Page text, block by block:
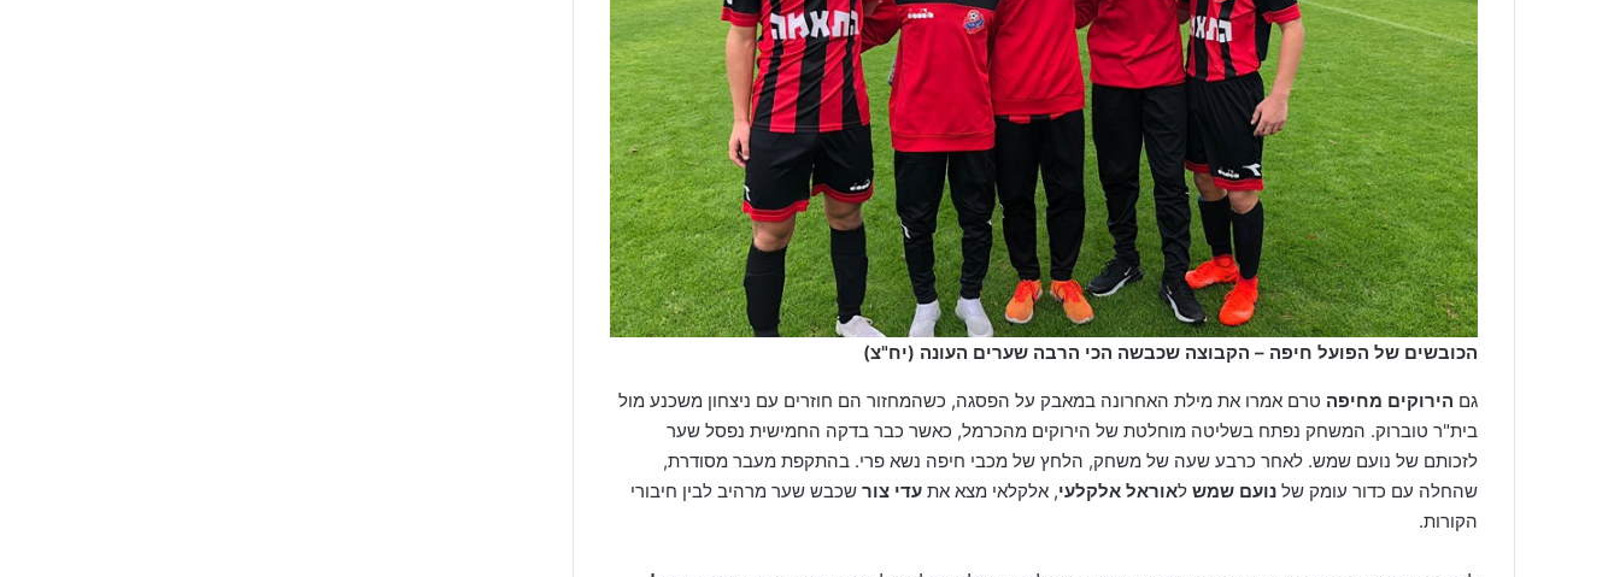
הכובשים של הפועל חיפה – הקבוצה שכבשה הכי הרבה שערים העונה (יח"צ)
גם הירוקים מחיפה טרם אמרו את מילת האחרונה במאבק על הפסגה, כשהמחזור הם חוזרים עם ניצחון משכנע מול
בית"ר טוברוק. המשחק נפתח בשליטה מוחלטת של הירוקים מהכרמל, כאשר כבר בדקה החמישית נפסל שער
לזכותם של נועם שמש. לאחר כרבע שעה של משחק, הלחץ של מכבי חיפה נשא פרי. בהתקפת מעבר מסודרת,
שהחלה עם כדור עומק של נועם שמש לאוראל אלקלעי, אלקלאי מצא את עדי צור שכבש שער מרהיב לבין חיבורי
הקורות.